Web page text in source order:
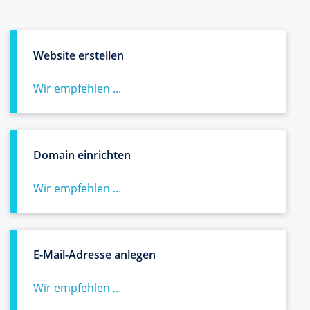
Website erstellen
Wir empfehlen ...
Domain einrichten
Wir empfehlen ...
E-Mail-Adresse anlegen
Wir empfehlen ...